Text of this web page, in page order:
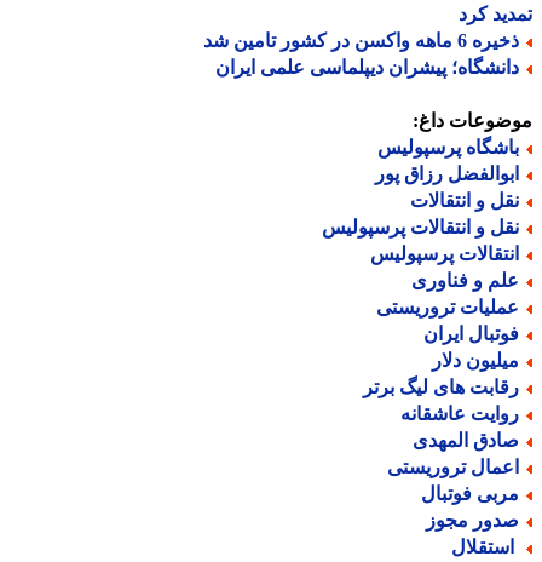
کرد
ماهه واکسن در کشور تامین شد
پیشران دیپلماسی علمی ایران
داغ:
پرسپولیس
رزاق پور
و انتقالات
و انتقالات پرسپولیس
پرسپولیس
و فناوری
تروریستی
ایران
دلار
های لیگ برتر
عاشقانه
المهدی
تروریستی
فوتبال
مجوز